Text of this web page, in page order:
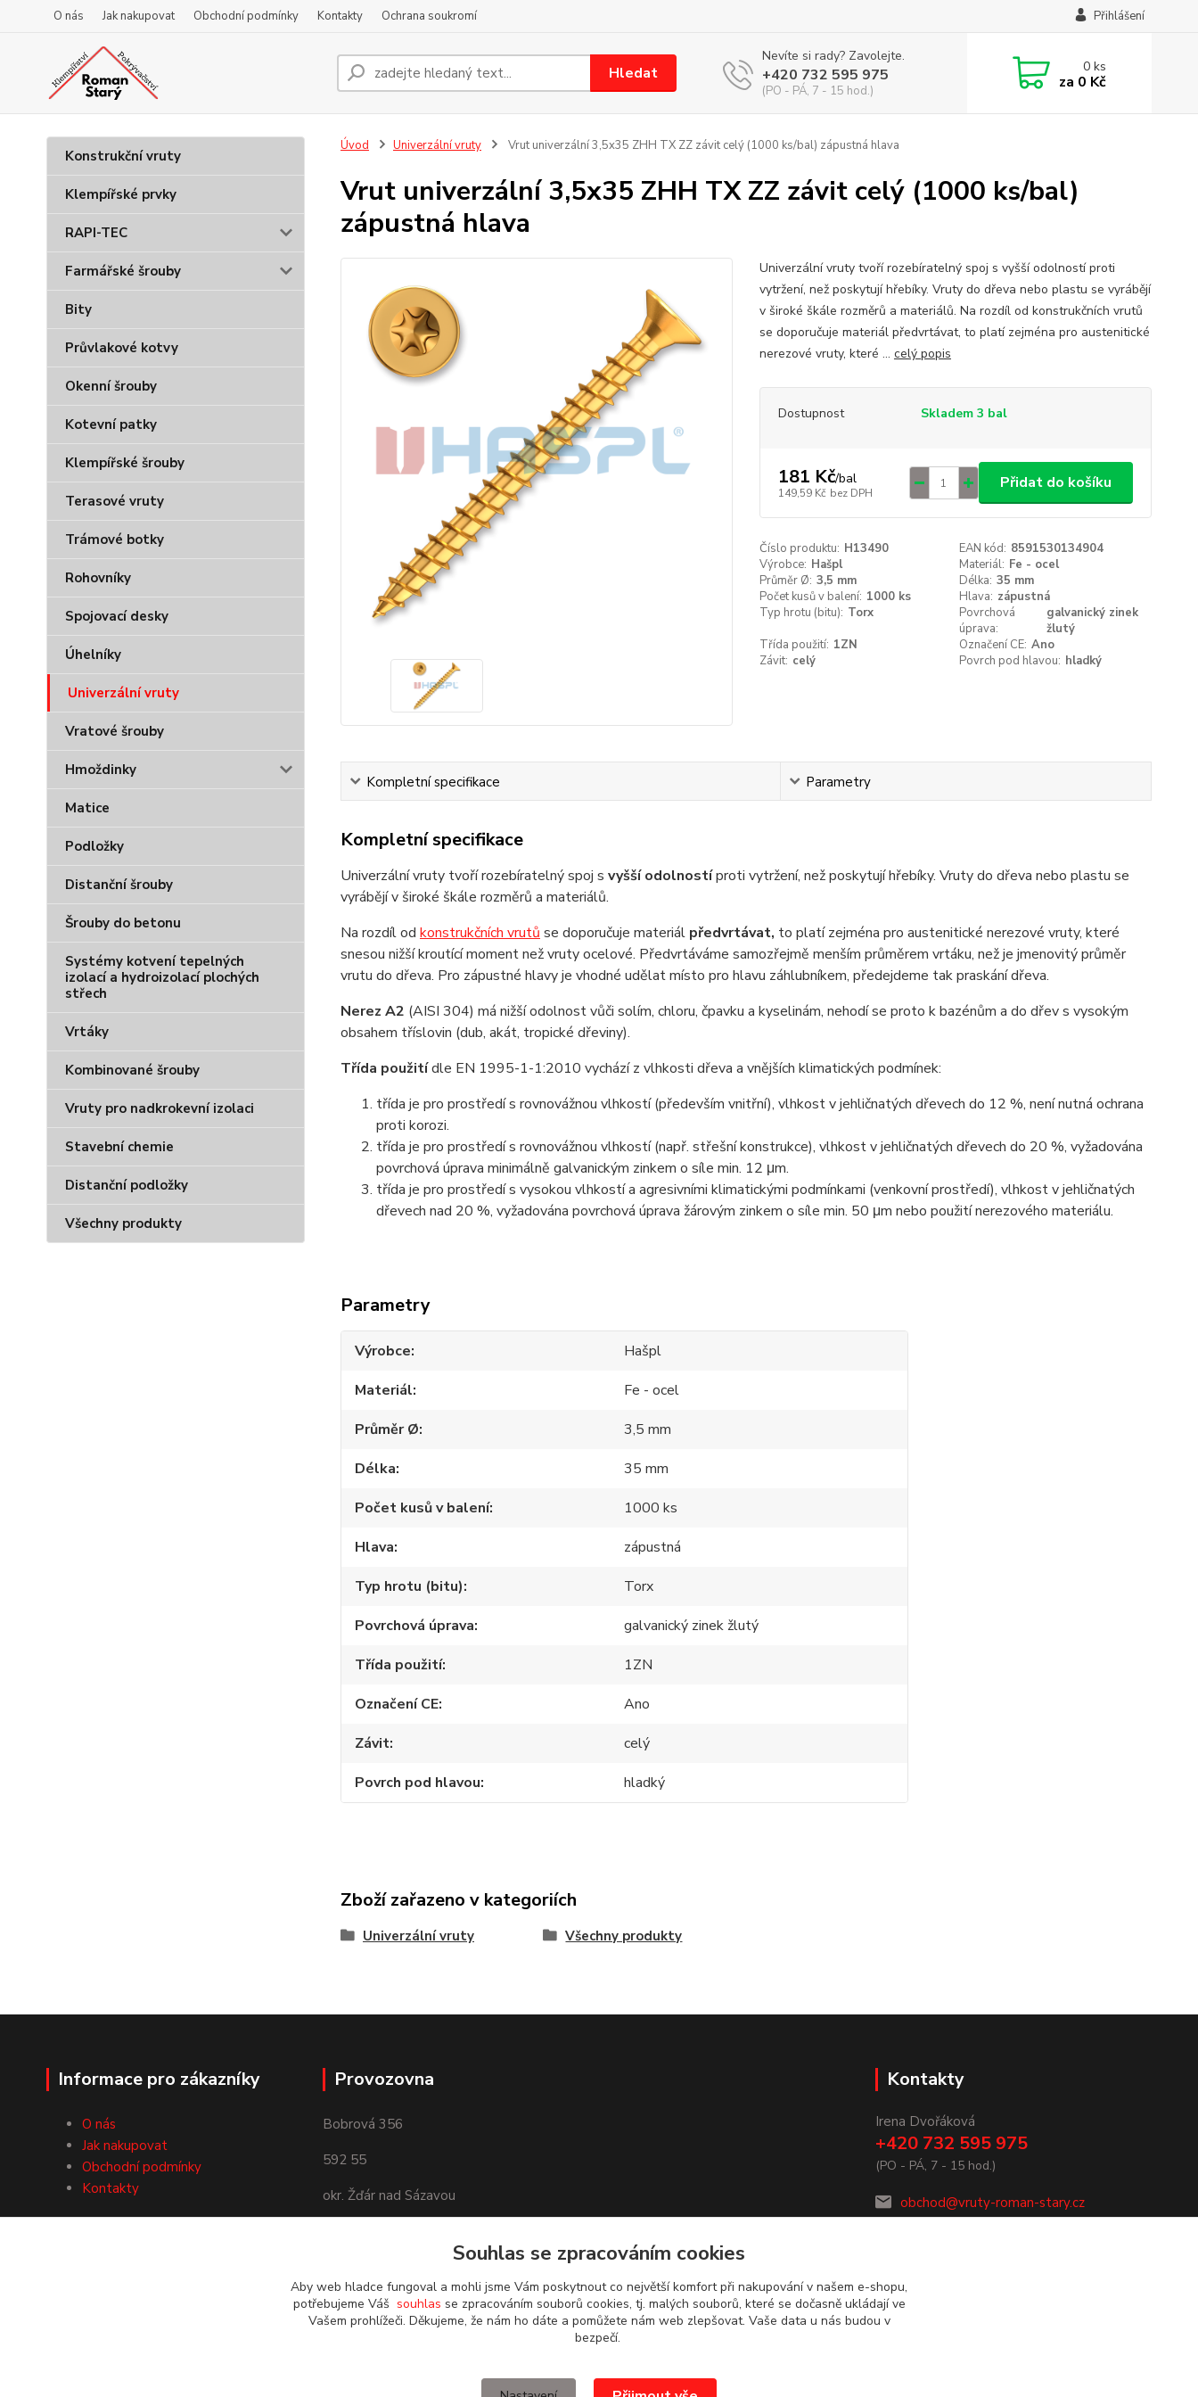
O nás Jak nakupovat Obchodní podmínky Kontakty Ochrana soukromí Přihlášení
Hledat
Nevíte si rady? Zavolejte.
+420 732 595 975
(PO - PÁ, 7 - 15 hod.)
0ks
za 0 Kč
Konstrukční vruty
Klempířské prvky
RAPI-TEC
Farmářské šrouby
Bity
Průvlakové kotvy
Okenní šrouby
Kotevní patky
Klempířské šrouby
Terasové vruty
Trámové botky
Rohovníky
Spojovací desky
Úhelníky
Univerzální vruty
Vratové šrouby
Hmoždinky
Matice
Podložky
Distanční šrouby
Šrouby do betonu
Systémy kotvení tepelných
izolací a hydroizolací plochých
střech
Vrtáky
Kombinované šrouby
Vruty pro nadkrokevní izolaci
Stavební chemie
Distanční podložky
Všechny produkty
Úvod Univerzální vruty Vrut univerzální 3,5x35 ZHH TX ZZ závit celý (1000 ks/bal) zápustná hlava
Vrut univerzální 3,5x35 ZHH TX ZZ závit celý (1000 ks/bal)
zápustná hlava
Univerzální vruty tvoří rozebíratelný spoj s vyšší odolností proti
vytržení, než poskytují hřebíky. Vruty do dřeva nebo plastu se vyrábějí
v široké škále rozměrů a materiálů. Na rozdíl od konstrukčních vrutů
se doporučuje materiál předvrtávat, to platí zejména pro austenitické
nerezové vruty, které ... celý popis
Dostupnost Skladem 3 bal
181 Kč/bal
149,59 Kč bez DPH
Přidat do košíku
Číslo produktu: H13490 EAN kód: 8591530134904
Výrobce: Hašpl Materiál: Fe - ocel
Průměr Ø: 3,5 mm Délka: 35 mm
Počet kusů v balení: 1000 ks Hlava: zápustná
Typ hrotu (bitu): Torx
Povrchová
úprava:
galvanický zinek
žlutý
Třída použití: 1ZN Označení CE: Ano
Závit: celý Povrch pod hlavou: hladký
Kompletní specifikace Parametry
Kompletní specifikace
Univerzální vruty tvoří rozebíratelný spoj s vyšší odolnostíproti vytržení, než poskytují hřebíky. Vruty do dřeva nebo plastu se
vyrábějí v široké škále rozměrů a materiálů.
Na rozdíl od konstrukčních vrutů se doporučuje materiál předvrtávat, to platí zejména pro austenitické nerezové vruty, které
snesou nižší kroutící moment než vruty ocelové. Předvrtáváme samozřejmě menším průměrem vrtáku, než je jmenovitý průměr
vrutu do dřeva. Pro zápustné hlavy je vhodné udělat místo pro hlavu záhlubníkem, předejdeme tak praskání dřeva.
Nerez A2 (AISI 304) má nižší odolnost vůči solím, chloru, čpavku a kyselinám, nehodí se proto k bazénům a do dřev s vysokým
obsahem tříslovin (dub, akát, tropické dřeviny).
Třída použitídle EN 1995-1-1:2010 vychází z vlhkosti dřeva a vnějších klimatických podmínek:
třída je pro prostředí s rovnovážnou vlhkostí (především vnitřní), vlhkost v jehličnatých dřevech do 12 %, není nutná ochrana
proti korozi.
třída je pro prostředí s rovnovážnou vlhkostí (např. střešní konstrukce), vlhkost v jehličnatých dřevech do 20 %, vyžadována
povrchová úprava minimálně galvanickým zinkem o síle min. 12 μm.
třída je pro prostředí s vysokou vlhkostí a agresivními klimatickými podmínkami (venkovní prostředí), vlhkost v jehličnatých
dřevech nad 20 %, vyžadována povrchová úprava žárovým zinkem o síle min. 50 μm nebo použití nerezového materiálu.
Parametry
Výrobce
Hašpl
Materiál
Fe - ocel
Průměr Ø
3,5 mm
Délka
35 mm
Počet kusů v balení
1000 ks
Hlava
zápustná
Typ hrotu (bitu)
Torx
Povrchová úprava
galvanický zinek žlutý
Třída použití
1ZN
Označení CE
Ano
Závit
celý
Povrch pod hlavou
hladký
Zboží zařazeno v kategoriích
Univerzální vruty Všechny produkty
Informace pro zákazníky
O nás
Jak nakupovat
Obchodní podmínky
Kontakty
Provozovna
Bobrová 356
592 55
okr. Žďár nad Sázavou
Kontakty
Irena Dvořáková
+420 732 595 975
(PO - PÁ, 7 - 15 hod.)
obchod@vruty-roman-stary.cz
Souhlas se zpracováním cookies
Aby web hladce fungoval a mohli jsme Vám poskytnout co největší komfort při nakupování v našem e-shopu,
potřebujeme Váš souhlas se zpracováním souborů cookies, tj. malých souborů, které se dočasně ukládají ve
Vašem prohlížeči. Děkujeme, že nám ho dáte a pomůžete nám web zlepšovat. Vaše data u nás budou v
bezpečí.